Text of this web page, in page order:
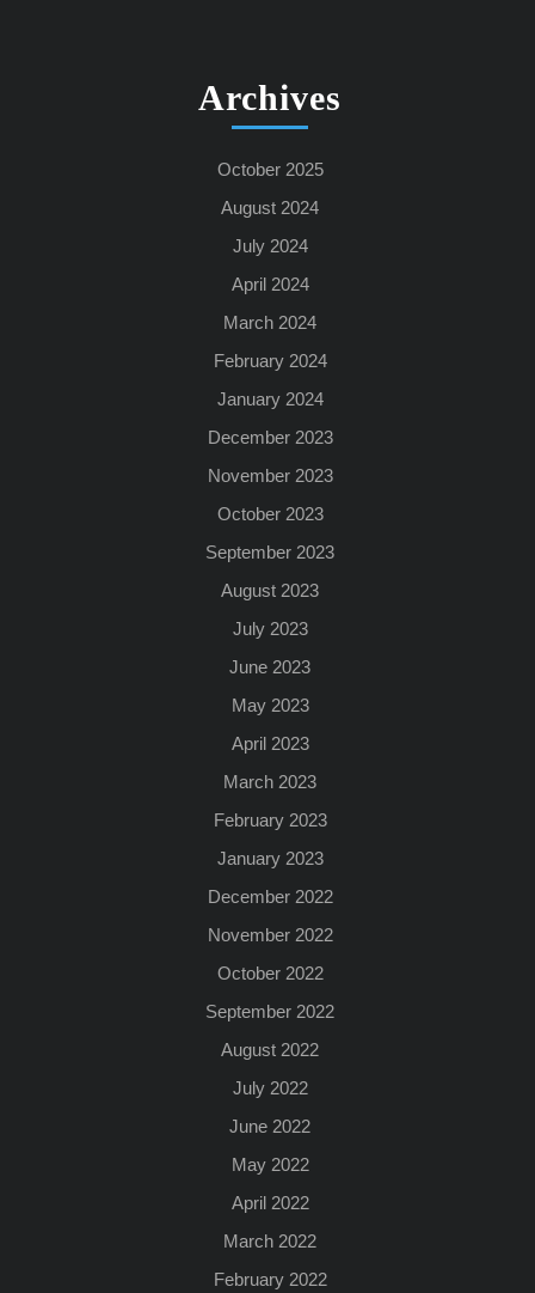
Archives
October 2025
August 2024
July 2024
April 2024
March 2024
February 2024
January 2024
December 2023
November 2023
October 2023
September 2023
August 2023
July 2023
June 2023
May 2023
April 2023
March 2023
February 2023
January 2023
December 2022
November 2022
October 2022
September 2022
August 2022
July 2022
June 2022
May 2022
April 2022
March 2022
February 2022